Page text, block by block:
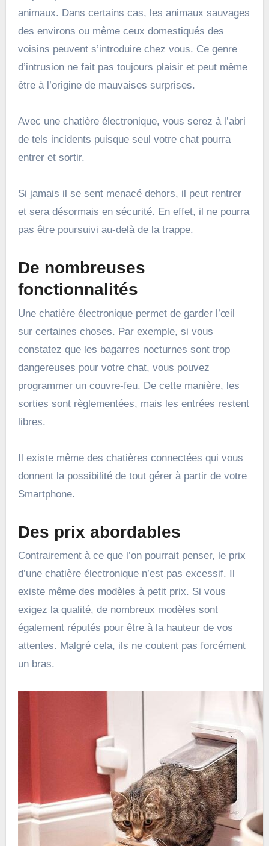
animaux. Dans certains cas, les animaux sauvages
des environs ou même ceux domestiqués des
voisins peuvent s’introduire chez vous. Ce genre
d’intrusion ne fait pas toujours plaisir et peut même
être à l’origine de mauvaises surprises.
Avec une chatière électronique, vous serez à l’abri
de tels incidents puisque seul votre chat pourra
entrer et sortir.
Si jamais il se sent menacé dehors, il peut rentrer
et sera désormais en sécurité. En effet, il ne pourra
pas être poursuivi au-delà de la trappe.
De nombreuses
fonctionnalités
Une chatière électronique permet de garder l’œil
sur certaines choses. Par exemple, si vous
constatez que les bagarres nocturnes sont trop
dangereuses pour votre chat, vous pouvez
programmer un couvre-feu. De cette manière, les
sorties sont règlementées, mais les entrées restent
libres.
Il existe même des chatières connectées qui vous
donnent la possibilité de tout gérer à partir de votre
Smartphone.
Des prix abordables
Contrairement à ce que l’on pourrait penser, le prix
d’une chatière électronique n’est pas excessif. Il
existe même des modèles à petit prix. Si vous
exigez la qualité, de nombreux modèles sont
également réputés pour être à la hauteur de vos
attentes. Malgré cela, ils ne coutent pas forcément
un bras.